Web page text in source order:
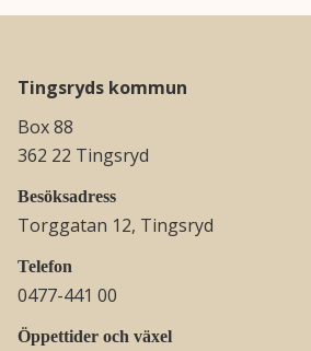
Tingsryds kommun
Box 88
362 22 Tingsryd
Besöksadress
Torggatan 12, Tingsryd
Telefon
0477-441 00
Öppettider och växel